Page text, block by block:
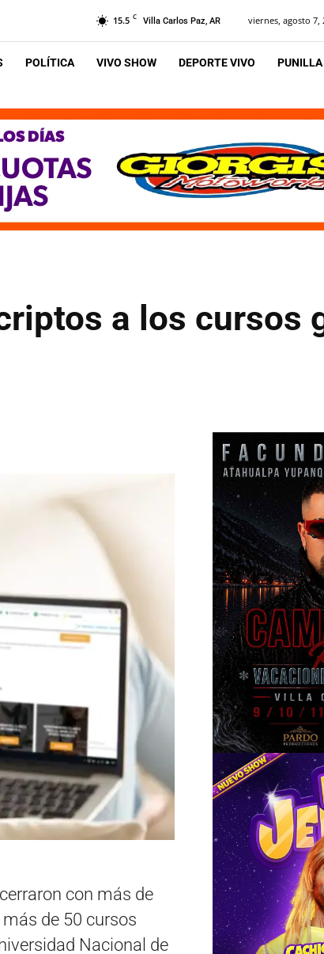
15.5 C Villa Carlos Paz, AR viernes, agosto 7,
POLÍTICA VIVO SHOW DEPORTE VIVO PUNILLA
a los cursos
con más de
de 50 cursos
Nacional de